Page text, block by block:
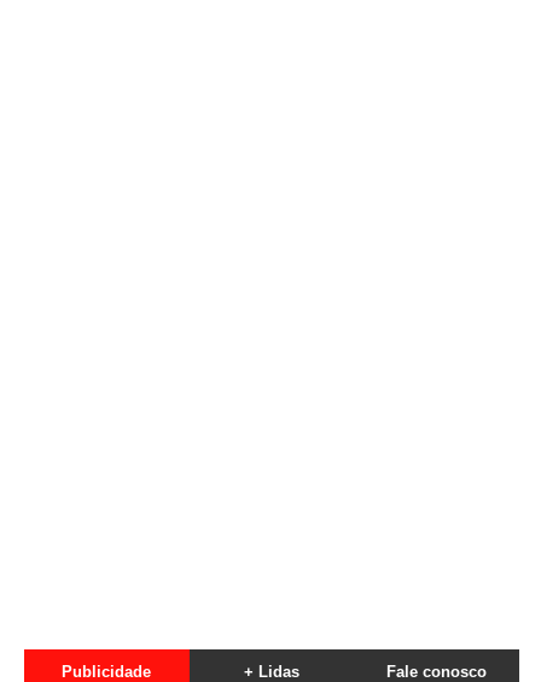
Publicidade + Lidas Fale conosco